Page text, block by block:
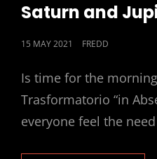
LINKS
Saturn and
POSTED
15 MAY 2021 FREDD
Is time for the
Trasformatorio “in
everyone feel the